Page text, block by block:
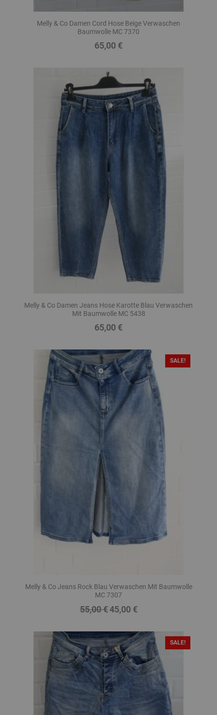
Melly & Co Damen Cord Hose Beige Verwaschen
Baumwolle MC 7370
Preis
65,00 €
Melly & Co Damen Jeans Hose Karotte Blau Verwaschen
Mit Baumwolle MC 5438
Preis
65,00 €
Melly & Co Jeans Rock Blau Verwaschen Mit Baumwolle
MC 7307
Regulärer
55,00 € Preis
45,00 €
SALE!
SALE!